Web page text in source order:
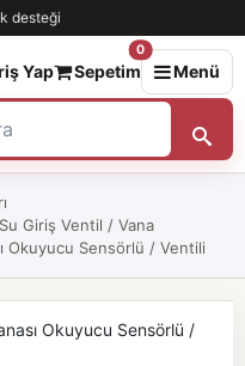
desteği
Yap Sepetim
0
Menü
Su Giriş Ventil / Vana
Okuyucu Sensörlü / Ventili